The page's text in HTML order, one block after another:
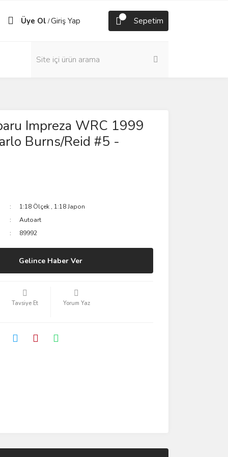
Üye Ol /Giriş Yap Sepetim
Impreza WRC 1999
Burns/Reid #5 -
1:18 Ölçek , 1:18 Japon
Autoart
89992
Gelince Haber Ver
Tavsiye Et Yorum Yaz